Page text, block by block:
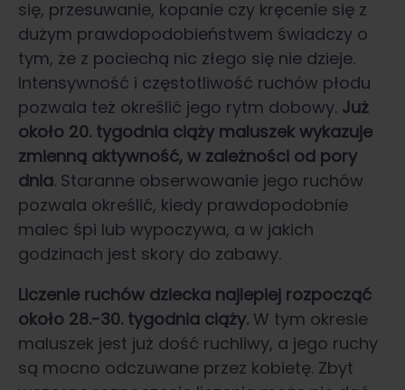
się, przesuwanie, kopanie czy kręcenie się z
dużym prawdopodobieństwem świadczy o
tym, że z pociechą nic złego się nie dzieje.
Intensywność i częstotliwość ruchów płodu
pozwala też określić jego rytm dobowy. Już
około 20. tygodnia ciąży maluszek wykazuje
zmienną aktywność, w zależności od pory
dnia. Staranne obserwowanie jego ruchów
pozwala określić, kiedy prawdopodobnie
malec śpi lub wypoczywa, a w jakich
godzinach jest skory do zabawy.
Liczenie ruchów dziecka najlepiej rozpocząć
około 28.-30. tygodnia ciąży. W tym okresie
maluszek jest już dość ruchliwy, a jego ruchy
są mocno odczuwane przez kobietę. Zbyt